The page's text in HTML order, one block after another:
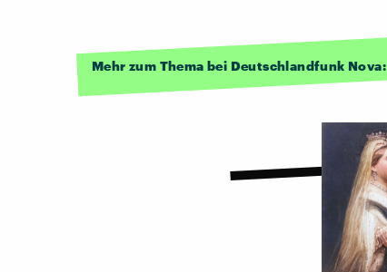
Mehr zum Thema bei Deutschlandfunk Nova: